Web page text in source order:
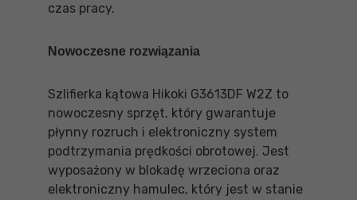
czas pracy.
Nowoczesne rozwiązania
Szlifierka kątowa Hikoki G3613DF W2Z to
nowoczesny sprzęt, który gwarantuje
płynny rozruch i elektroniczny system
podtrzymania prędkości obrotowej. Jest
wyposażony w blokadę wrzeciona oraz
elektroniczny hamulec, który jest w stanie